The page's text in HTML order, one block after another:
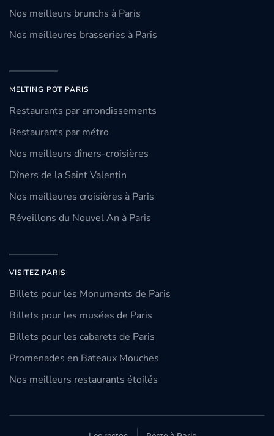
Nos meilleurs brunchs à Paris
Nos meilleures brasseries à Paris
MELTING POT PARIS
Restaurants par arrondissements
Restaurants par métro
Nos meilleurs dîners-croisières
Dîners de la Saint Valentin
Nos meilleures croisières à Paris
Réveillons du Nouvel An à Paris
VISITEZ PARIS
Billets pour les Monuments de Paris
Billets pour les musées de Paris
Billets pour les cabarets de Paris
Promenades en Bateaux Mouches
Nos meilleurs restaurants étoilés